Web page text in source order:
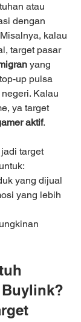
atau
dengan
kalau
target pasar
yang
up pulsa
Kalau
ya target
aktif.
target
yang dijual
yang lebih